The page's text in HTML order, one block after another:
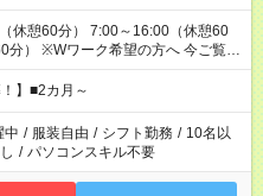
今ご覧の
、もう1つのお仕事の勤務時間の合
ばOKです。
】■2カ月～
中 / 服装自由 / シフト勤務 / 10名以
/ パソコンスキル不要